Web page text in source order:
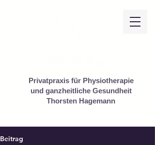
Privatpraxis für Physiotherapie
und ganzheitliche Gesundheit
Thorsten Hagemann
Beitrag